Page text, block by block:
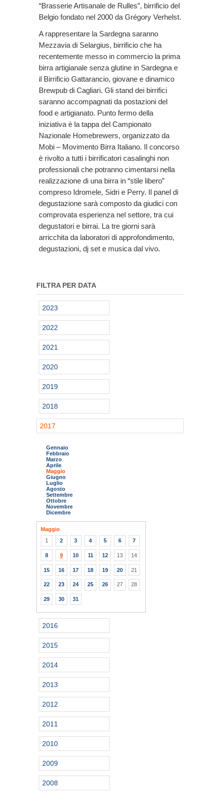
“Brasserie Artisanale de Rulles”, birrificio del
Belgio fondato nel 2000 da Grégory Verhelst.
A rappresentare la Sardegna saranno
Mezzavia di Selargius, birrificio che ha
recentemente messo in commercio la prima
birra artigianale senza glutine in Sardegna e
il Birrificio Gattarancio, giovane e dinamico
Brewpub di Cagliari. Gli stand dei birrifici
saranno accompagnati da postazioni del
food e artigianato. Punto fermo della
iniziativa è la tappa del Campionato
Nazionale Homebrewers, organizzato da
Mobi – Movimento Birra Italiano. Il concorso
è rivolto a tutti i birrificatori casalinghi non
professionali che potranno cimentarsi nella
realizzazione di una birra in “stile libero”
compreso Idromele, Sidri e Perry. Il panel di
degustazione sarà composto da giudici con
comprovata esperienza nel settore, tra cui
degustatori e birrai. La tre giorni sarà
arricchita da laboratori di approfondimento,
degustazioni, dj set e musica dal vivo.
FILTRA PER DATA
2023
2022
2021
2020
2019
2018
2017
Gennaio
Febbraio
Marzo
Aprile
Maggio
Giugno
Luglio
Agosto
Settembre
Ottobre
Novembre
Dicembre
Maggio
1
2 3 4 5 6 7
8 9 10 11 12 13 14
15 16 17 18 19 20 21
22 23 24 25 26 27 28
29 30 31
2016
2015
2014
2013
2012
2011
2010
2009
2008